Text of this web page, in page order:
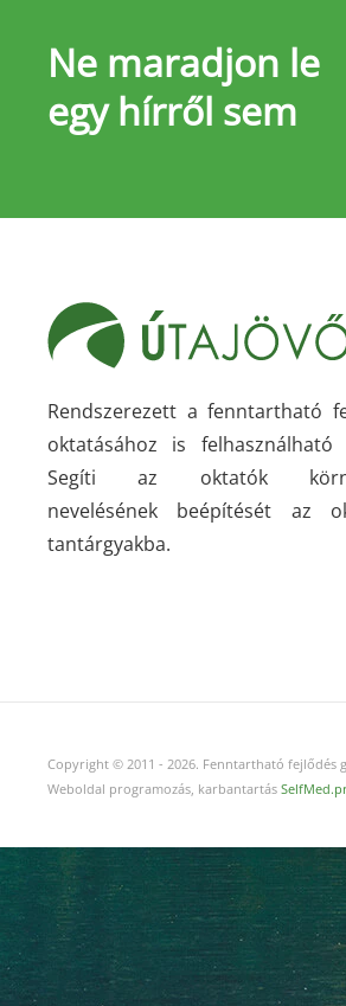
Ne maradjon le
egy hírről sem
Rendszerezett a fenntartható
oktatásához is felhasználható
Segíti az oktatók
nevelésének beépítését az
tantárgyakba.
Copyright © 2011 - 2026. Fenntartható fejlődés
Weboldal programozás, karbantartás